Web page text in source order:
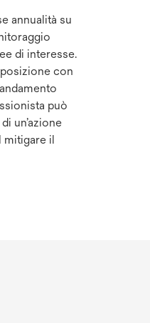
annualità su
di interesse.
con
può
un’azione
mitigare il